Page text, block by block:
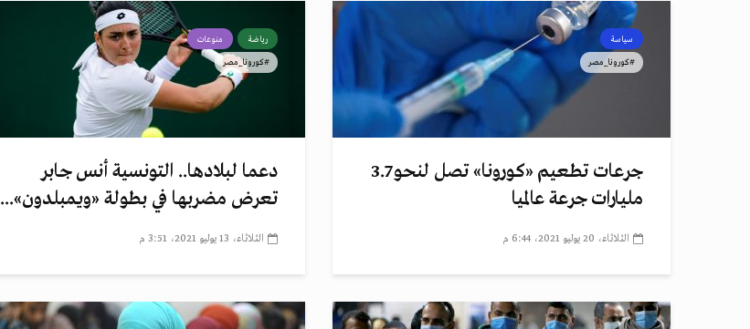
سياسة
#كورونا_مصر
جرعات تطعيم «كورونا» تصل لنحو 3.7
مليارات جرعة عالميا
الثلاثاء، 20 يوليو 2021، 6:44 م
رياضة منوعات
#كورونا_مصر
دعما لبلادها.. التونسية أُنس جابر
تعرض مضربها في بطولة «ويمبلدون»...
الثلاثاء، 13 يوليو 2021، 3:51 م